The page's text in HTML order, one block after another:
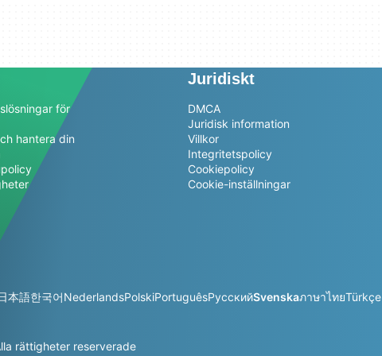
för
hantera din
Juridiskt
DMCA
Juridisk information
Villkor
Integritetspolicy
Cookiepolicy
Cookie-inställningar
本語한국어NederlandsPolskiPortuguêsРусскийSvenskaภาษาไทยTürkçe
rättigheter reserverade